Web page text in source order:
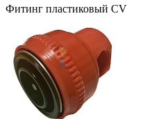
Фитинг пластиковый CV